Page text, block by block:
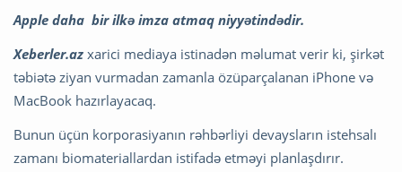
Apple daha bir ilkə imza atmaq niyyətindədir.
Xeberler.az xarici mediaya istinadən məlumat verir ki, şirkət
təbiətə ziyan vurmadan zamanla özüparçalanan iPhone və
MacBook hazırlayacaq.
Bunun üçün korporasiyanın rəhbərliyi devaysların istehsalı
zamanı biomateriallardan istifadə etməyi planlaşdırır.